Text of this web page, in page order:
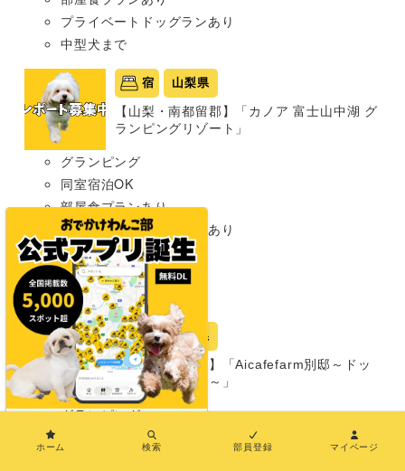
プライベートドッグランあり
中型犬まで
宿 山梨県
【山梨・南都留郡】「カノア 富士山中湖 グ
ランピングリゾート」
グランピング
同室宿泊OK
部屋食プランあり
プライベートドッグランあり
わんこメニューあり
温泉あり
超大型犬まで
宿 山梨県
【山梨・北杜市】「Aicafefarm別邸～ドッ
グヴィラ八ヶ岳～」
グランピング
ホーム 検索 部員登録 マイページ